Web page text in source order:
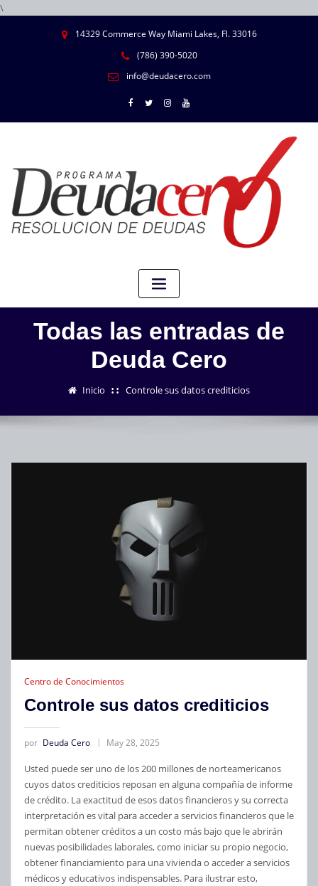
\
14329 Commerce Way Miami Lakes, Fl. 33016
(786) 390-5020
info@deudacero.com
Todas las entradas de
Deuda Cero
Inicio Controle sus datos crediticios
Centro de Conocimientos
Controle sus datos crediticios
por Deuda Cero May 28, 2025
Usted puede ser uno de los 200 millones de norteamericanos
cuyos datos crediticios reposan en alguna compañía de informe
de crédito. La exactitud de esos datos financieros y su correcta
interpretación es vital para acceder a servicios financieros que le
permitan obtener créditos a un costo más bajo que le abrirán
nuevas posibilidades laborales, como iniciar su propio negocio,
obtener financiamiento para una vivienda o acceder a servicios
médicos y educativos indispensables. Para ilustrar esto,